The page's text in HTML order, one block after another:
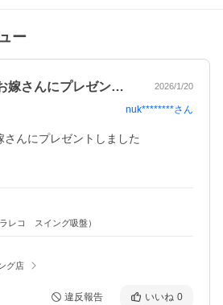
ー
スヌーピー好きなお嫁さんにプレゼントし… 2026/1/20
nuk********さん
さんにプレゼントしました
レコ スイング吸盤）
グ店
違反報告 いいね 0